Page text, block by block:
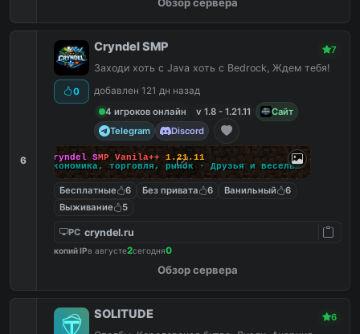
6
0
Cryndel SMP 7
Заходи хоть с Java хоть с Bedrock, Ждем тебя!
добавлен 121 дн назад
4 игроков онлайн
v 1.8 - 1.21.11
Сайт
Telegram
Discord
ryndel SMP Vanila++ 1.21. 11
кономика, торговля, рынок · Друзья и веселья
Бесплатные 6 Без привата 6 Ванильный
6
Выживание
5
PC cryndel.ru
копий IPв августе2сегодня0
Обзор сервера
SOLITUDE 6